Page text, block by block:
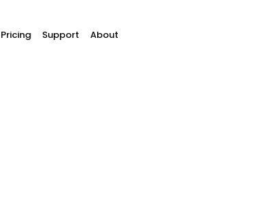
Pricing Support About